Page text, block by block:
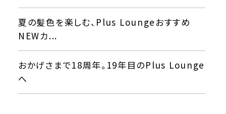
夏の髪色を楽しむ、Plus Loungeおすすめ
NEWカ...
おかげさまで18周年。19年目のPlus Lounge
へ